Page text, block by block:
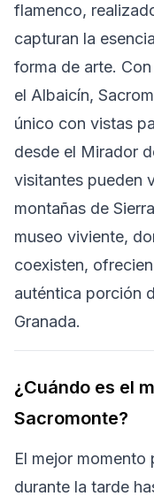
flamenco,
capturan la
forma de arte.
el Albaicín,
único con vistas
desde el Mirador
visitantes pueden
montañas de
museo viviente,
coexisten,
auténtica porción
Granada.
¿Cuándo es el
Sacromonte?
El mejor momento
durante la tarde